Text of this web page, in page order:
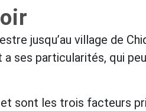
jusqu’au village de
a ses particularités, qui
sont les trois facteurs